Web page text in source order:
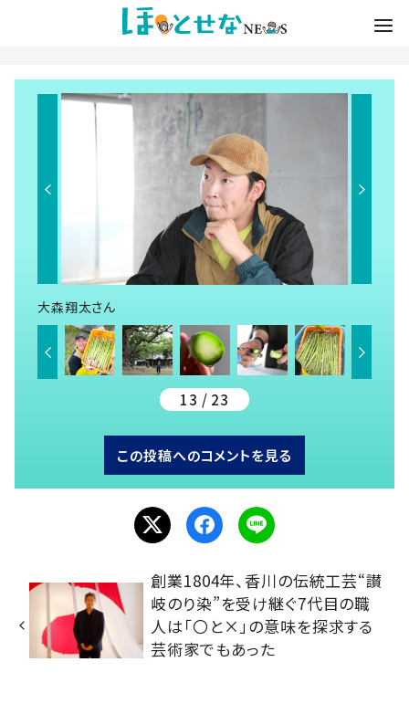
大森翔太さん
13 / 23
この投稿へのコメントを見る
創業1804年、香川の伝統工芸“讃
岐のり染”を受け継ぐ7代目の職
人は「〇と×」の意味を探求する
芸術家でもあった